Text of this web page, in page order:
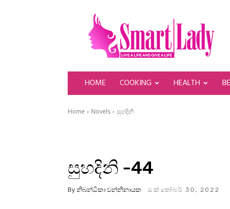
SmartLady
HOME COOKING HEALTH
Home Novels සුහදිනි
සුහදිනි -44
By නිබන්ධිකා වන්නිනායක ඔක්තෝබර් 30, 2022